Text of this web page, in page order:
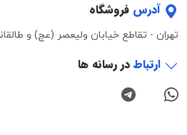
آدرس فروشگاه
تهران - تقاطع خیابان ولیعصر (عج) و طالقانی -
ارتباطدر رسانه ها